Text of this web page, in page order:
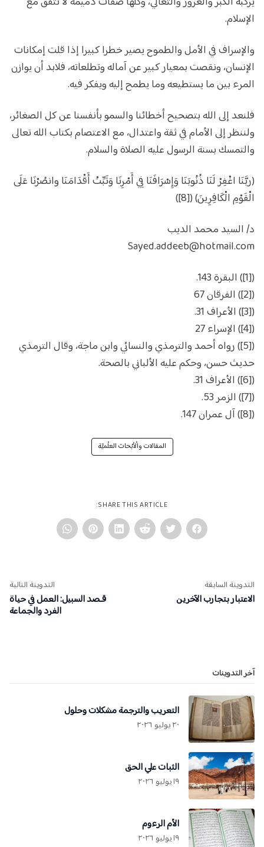
الإسلام.
والإسراف في الأمل والطموح يصير خطرا كبيرا إذا قلت إمكانات
الإنسان، ونقصت بمعيار كبير عن آماله وتطلعاته، فلابد أن يوازن
المرء بين ما يستطيعه وما يطمح إليه ويفكر فيه.
فلنعد إلى الله بتصحيح أخطائنا والسمو بأنفسنا عن كل الصغائر،
ولننظر إلى الأمام في ثقة واعتدال، مع الاعتصام بكتاب الله تعالى
والتمسك بسنة الرسول عليه الصلاة والسلام.
(ربَّنَا اغْفِرْ لَنَا ذُنُوبَنَا وَإِسْرَافَنَا فِي أَمْرِنَا وَثَبِّتْ أَقْدَامَنَا وانصُرْنَا عَلَى
الْقَوْمِ الْكَافِرِينَ) ([8])
د/ السيد محمد الديب
Sayed.addeeb@hotmail.com
([1]) البقرة 143.
([2]) الفرقان 67
([3]) الأعراف 31.
([4]) الإسراء 27
([5]) رواه أحمد والترمذي والنسائي وابن ماجة، وقال الترمذي
حديث حسن، وحكم عليه الألباني بالصحة.
([6]) الأعراف 31.
([7]) الزمر 53.
([8]) آل عمران 147.
المقالات والْأبْحاث العلْميَّة
SHARE THIS ARTICLE:
التدوينة السابقة
الاعتبار بتجارب الآخرين
التدوينة التالية
قـصد السبيل: العمل في حياة
الفرد والجماعة
آخر التدوينات
التعريب والترجمة مشكلات وحلول
٢٠ يوليو ٢٠٢٦
الثبات علي الحق
١٩ يوليو ٢٠٢٦
الأم الرءوم
١٩ يوليو ٢٠٢٦